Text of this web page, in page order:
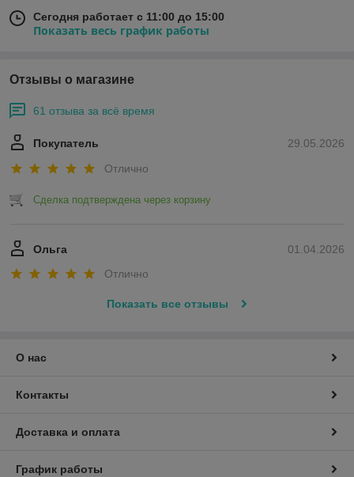
Сегодня работает с 11:00 до 15:00
Показать весь график работы
Отзывы о магазине
61 отзыва за всё время
29.05.2026
Покупатель
Отлично
Сделка подтверждена через корзину
01.04.2026
Ольга
Отлично
Показать все отзывы
О нас
Контакты
Доставка и оплата
График работы